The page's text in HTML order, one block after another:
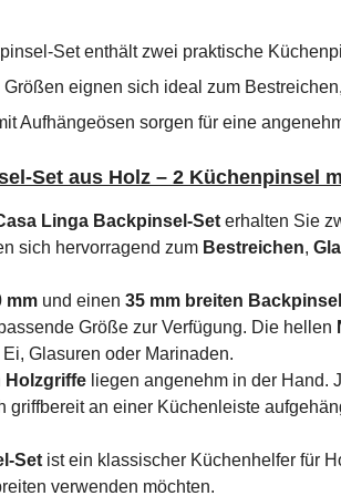
Set enthält zwei praktische
eignen sich ideal zum
Aufhängeösen sorgen für eine
Set aus Holz – 2 Küchenpinsel
Linga Backpinsel-Set erhalten Sie
sich hervorragend zum Bestreichen,
mm und einen 35 mm breiten Backpinsel
Größe zur Verfügung. Die hellen
Glasuren oder Marinaden.
Holzgriffe liegen angenehm in der Hand.
griffbereit an einer Küchenleiste
Set ist ein klassischer Küchenhelfer für
verwenden möchten.